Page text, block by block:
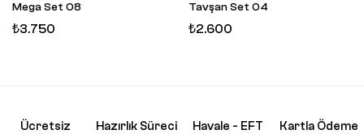
Mega Set 08
₺3.750
Tavşan Set 04
₺2.600
Ücretsiz
Hazırlık Süreci
Havale - EFT
Kartla Ödeme